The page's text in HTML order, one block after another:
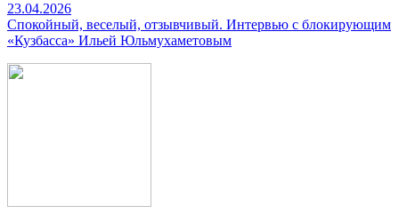
23.04.2026
Спокойный, веселый, отзывчивый. Интервью с блокирующим
«Кузбасса» Ильей Юльмухаметовым